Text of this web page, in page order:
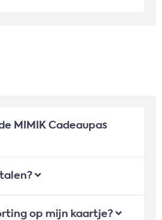
MIMIK Cadeaupas
op mijn kaartje?